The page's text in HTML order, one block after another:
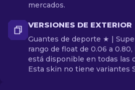
mercados.
VERSIONES DE EXTERIOR
Guantes de deporte ★ |
rango de float de 0.06 a
está disponible en todas las
Esta skin no tiene variantes